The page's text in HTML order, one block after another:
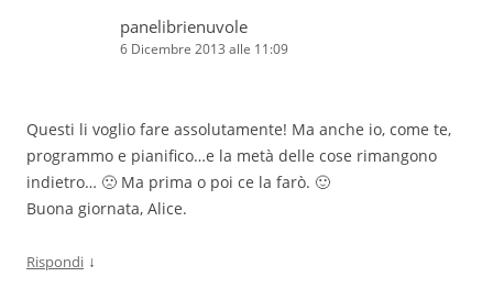
panelibrienuvole
6 Dicembre 2013 alle 11:09
Questi li voglio fare assolutamente! Ma anche io, come te,
programmo e pianifico…e la metà delle cose rimangono
indietro… 🙁 Ma prima o poi ce la farò. 🙂
Buona giornata, Alice.
Rispondi ↓